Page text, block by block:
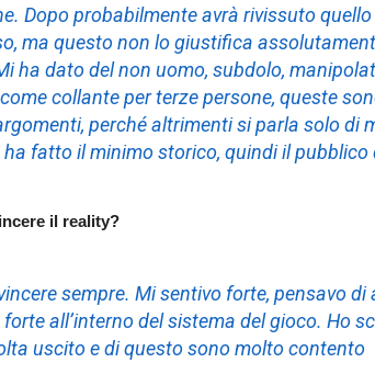
Dopo probabilmente avrà rivissuto
ma questo non lo giustifica
ha dato del non uomo, subdolo,
collante per terze persone, queste
perché altrimenti si parla solo di
fatto il minimo storico, quindi il pubblico
il reality?
sempre. Mi sentivo forte, pensavo
all’interno del sistema del gioco. Ho
uscito e di questo sono molto contento